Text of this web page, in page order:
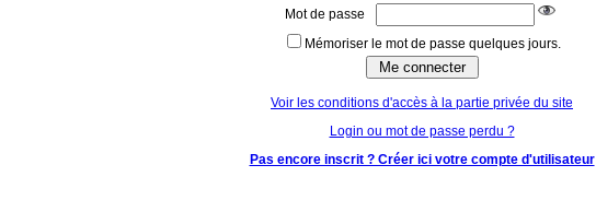
Mot de passe
Mémoriser le mot de passe quelques jours.
Voir les conditions d'accès à la partie privée du site
Login ou mot de passe perdu ?
Pas encore inscrit ? Créer ici votre compte d'utilisateur